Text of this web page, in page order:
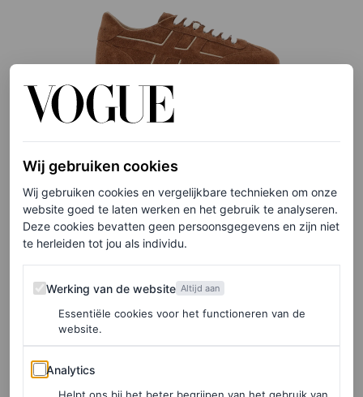
©HOGAN
6/30
Bruine suède sneakers, € 420
HIER TE KOOP
Wij gebruiken cookies
Wij gebruiken cookies en vergelijkbare technieken om onze
website goed te laten werken en het gebruik te analyseren.
Deze cookies bevatten geen persoonsgegevens en zijn niet
te herleiden tot jou als individu.
Werking van de website
Werking van de website Altijd aan
Essentiële cookies voor het functioneren van de
website.
Analytics
Analytics